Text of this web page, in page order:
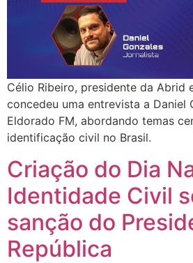
Célio Ribeiro, presidente da Abrid
concedeu uma entrevista a Daniel
Eldorado FM, abordando temas
identificação civil no Brasil.
Criação do Dia
Identidade Civil
sanção do
República